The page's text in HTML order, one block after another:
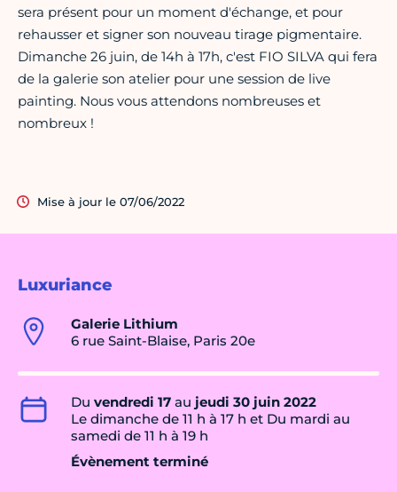
Luxuriance
Galerie Lithium
6 rue Saint-Blaise, Paris 20e
Du vendredi 17 au jeudi 30 juin 2022
Le dimanche de 11 h à 17 h et Du mardi au
samedi de 11 h à 19 h
Évènement terminé
sera présent pour un moment d'échange, et pour
rehausser et signer son nouveau tirage pigmentaire.
Dimanche 26 juin, de 14h à 17h, c'est FIO SILVA qui fera
de la galerie son atelier pour une session de live
painting. Nous vous attendons nombreuses et
nombreux !
Mise à jour le 07/06/2022